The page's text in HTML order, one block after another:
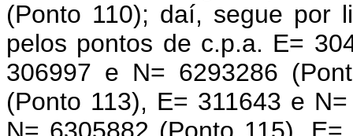
(Ponto 110); daí, segue por
pelos pontos de c.p.a. E=
306997 e N= 6293286
(Ponto 113), E= 311643 e
N= 6305882 (Ponto 115),